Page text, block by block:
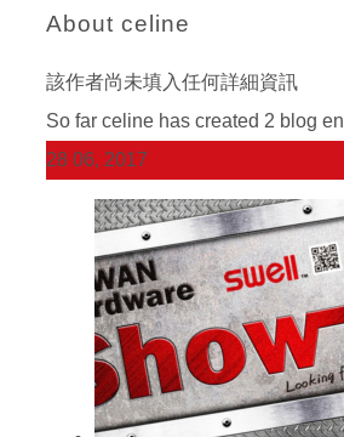
About celine
該作者尚未填入任何詳細資訊
So far celine has created 2 blog
28 06, 2017